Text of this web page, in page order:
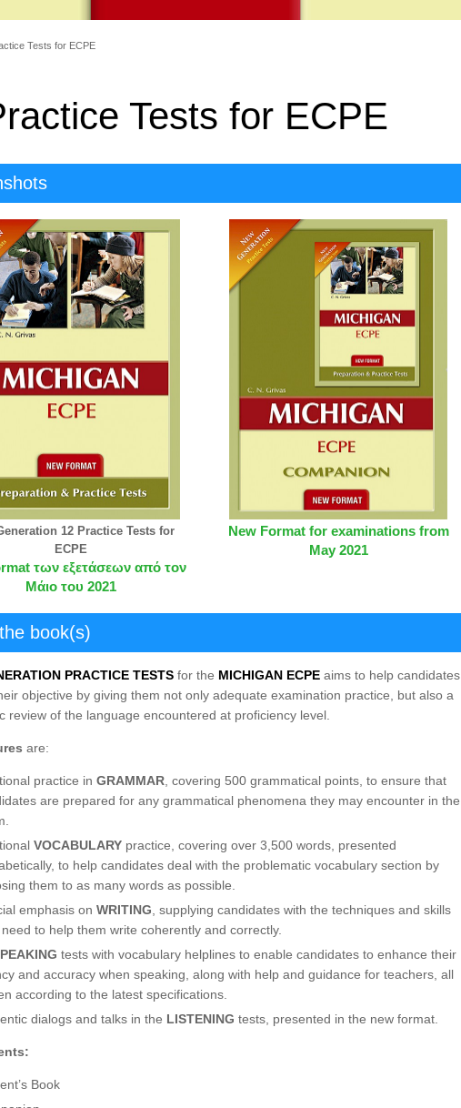
Tests for ECPE
Tests for ECPE
12 Practice Tests for
ECPE
των εξετάσεων από τον
Μάιο του 2021
New Format for examinations from
May 2021
book(s)
PRACTICE TESTS for the MICHIGAN ECPE aims to help candidates
objective by giving them not only adequate examination practice, but also a
review of the language encountered at proficiency level.
are:
practice inGRAMMAR , covering 500 grammatical points, to ensure that
are prepared for any grammatical phenomena they may encounter in the
VOCABULARY practice, covering over 3,500 words, presented
to help candidates deal with the problematic vocabulary section by
them to as many words as possible.
emphasis onWRITING , supplying candidates with the techniques and skills
to help them write coherently and correctly.
tests with vocabulary helplines to enable candidates to enhance their
and accuracy when speaking, along with help and guidance for teachers, all
according to the latest specifications.
dialogs and talks in the LISTENINGtests, presented in the new format.
Book